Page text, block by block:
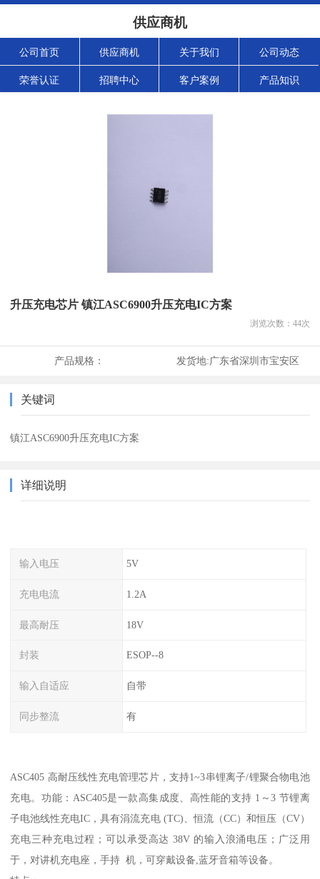
供应商机
公司首页 供应商机 关于我们 公司动态
荣誉认证 招聘中心 客户案例 产品知识
升压充电芯片 镇江ASC6900升压充电IC方案
浏览次数： 44次
产品规格： 发货地:广东省深圳市宝安区
关键词
镇江ASC6900升压充电IC方案
详细说明
输入电压 5V
充电电流 1.2A
最高耐压 18V
封装 ESOP--8
输入自适应 自带
同步整流 有
ASC405 高耐压线性充电管理芯片，支持1~3串锂离子/锂聚合物电池
充电。 功能：ASC405是一款高集成度、高性能的支持 1～3 节锂离
子电池线性充电IC，具有涓流充电 (TC)、恒流（CC）和恒压（CV）
充电三种充电过程；可以承受高达 38V 的输入浪涌电压；广泛用
于，对讲机充电座，手持 机，可穿戴设备,蓝牙音箱等设备。